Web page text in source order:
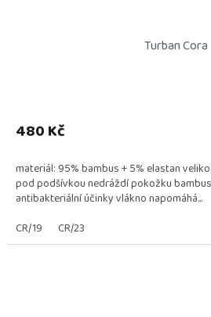
Turban Cora
produktu
z
5
hvězdiček.
480 Kč
materiál: 95% bambus + 5% elastan
pod podšívkou nedráždí pokožku
antibakteriální účinky vlákno napomáhá...
CR/19
CR/23